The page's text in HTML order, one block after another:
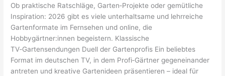
Vogelhäusern
Ob praktische Ratschläge, Garten‑Projekte oder gemütliche
Inspiration: 2026 gibt es viele unterhaltsame und lehrreiche
Gartenformate im Fernsehen und online, die
Hobbygärtner:innen begeistern. Klassische
TV‑Gartensendungen Duell der Gartenprofis Ein beliebtes
Format im deutschen TV, in dem Profi‑Gärtner gegeneinander
antreten und kreative Gartenideen präsentieren – ideal für